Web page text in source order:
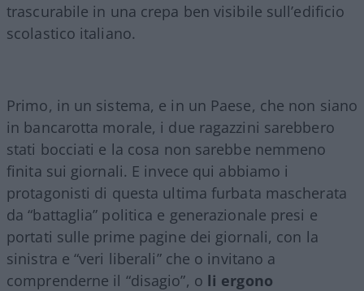
trascurabile in una crepa ben visibile sull’edificio
scolastico italiano.
Primo, in un sistema, e in un Paese, che non siano
in bancarotta morale, i due ragazzini sarebbero
stati bocciati e la cosa non sarebbe nemmeno
finita sui giornali. E invece qui abbiamo i
protagonisti di questa ultima furbata mascherata
da “battaglia” politica e generazionale presi e
portati sulle prime pagine dei giornali, con la
sinistra e “veri liberali” che o invitano a
comprenderne il “disagio”, o li ergono